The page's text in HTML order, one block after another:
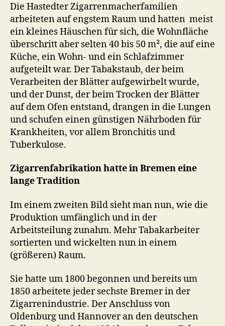
Die Hastedter Zigarrenmacherfamilien
arbeiteten auf engstem Raum und hatten meist
ein kleines Häuschen für sich, die Wohnfläche
überschritt aber selten 40 bis 50 m², die auf eine
Küche, ein Wohn- und ein Schlafzimmer
aufgeteilt war. Der Tabakstaub, der beim
Verarbeiten der Blätter aufgewirbelt wurde,
und der Dunst, der beim Trocken der Blätter
auf dem Ofen entstand, drangen in die Lungen
und schufen einen günstigen Nährboden für
Krankheiten, vor allem Bronchitis und
Tuberkulose.
Zigarrenfabrikation hatte in Bremen eine
lange Tradition
Im einem zweiten Bild sieht man nun, wie die
Produktion umfänglich und in der
Arbeitsteilung zunahm. Mehr Tabakarbeiter
sortierten und wickelten nun in einem
(größeren) Raum.
Sie hatte um 1800 begonnen und bereits um
1850 arbeitete jeder sechste Bremer in der
Zigarrenindustrie. Der Anschluss von
Oldenburg und Hannover an den deutschen